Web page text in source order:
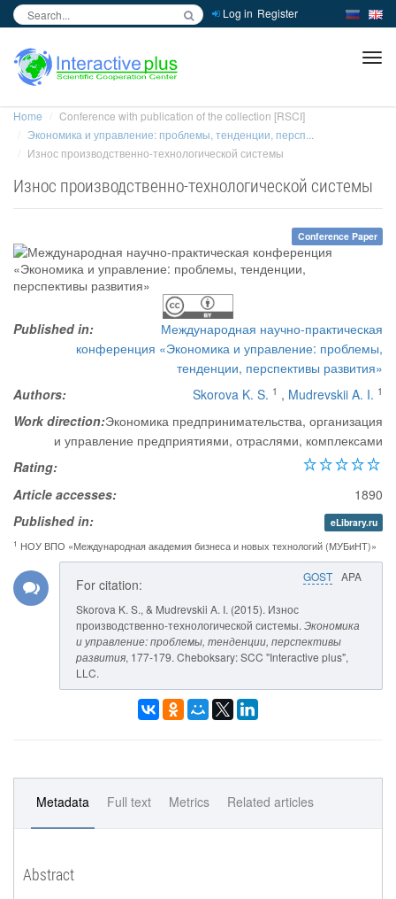
Log in Register
Home
Conference with publication of the collection [RSCI]
Экономика и управление: проблемы, тенденции, персп...
Износ производственно-технологической системы
Износ производственно-технологической системы
Conference Paper
Published in:
Международная научно-практическая
конференция «Экономика и управление: проблемы,
тенденции, перспективы развития»
Authors:
Skorova K. S. 1 , Mudrevskii A. I. 1
Work direction:Экономика предпринимательства, организация
и управление предприятиями, отраслями, комплексами
Rating:
Article accesses:
1890
Published in:
eLibrary.ru
1 НОУ ВПО «Международная академия бизнеса и новых технологий (МУБиНТ)»
GOST APA
For citation:
Skorova K. S., & Mudrevskii A. I. (2015). Износ
производственно-технологической системы. Экономика
и управление: проблемы, тенденции, перспективы
развития, 177-179. Cheboksary: SCC "Interactive plus",
LLC.
Metadata Full text Metrics Related articles
Abstract